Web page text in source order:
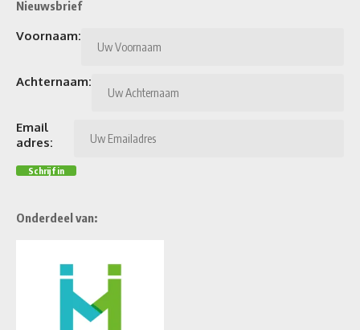
Nieuwsbrief
Voornaam:
Achternaam:
Email
adres:
Onderdeel van: